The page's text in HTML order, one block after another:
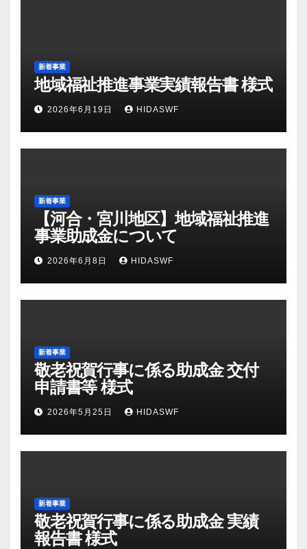
新着事業
地域福祉推進事業実績報告書 様式
2026年6月19日 HIDASWF
新着事業
【河合・宮川地区】地域福祉推進
事業助成金について
2026年6月8日 HIDASWF
新着事業
敬老祝賀行事に係る助成金 交付
申請書等 様式
2026年5月25日 HIDASWF
新着事業
敬老祝賀行事に係る助成金 実績
報告書 様式